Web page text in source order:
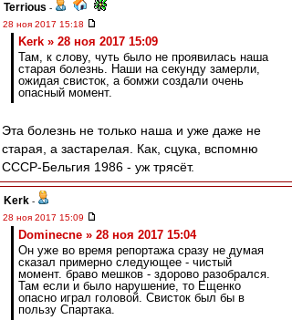
Terrious -
28 ноя 2017 15:18
Kerk » 28 ноя 2017 15:09
Там, к слову, чуть было не проявилась наша
старая болезнь. Наши на секунду замерли,
ожидая свисток, а бомжи создали очень
опасный момент.
Эта болезнь не только наша и уже даже не
старая, а застарелая. Как, сцука, вспомню
СССР-Бельгия 1986 - уж трясёт.
Kerk -
28 ноя 2017 15:09
Dominecne » 28 ноя 2017 15:04
Он уже во время репортажа сразу не думая
сказал примерно следующее - чистый
момент. браво мешков - здорово разобрался.
Там если и было нарушение, то Ещенко
опасно играл головой. Свисток был бы в
пользу Спартака.